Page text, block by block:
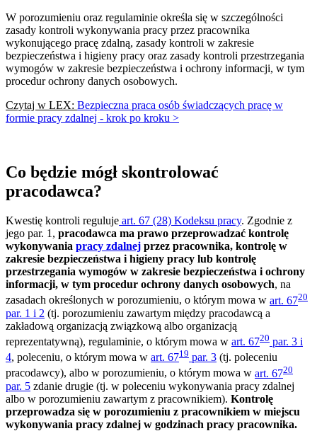
W porozumieniu oraz regulaminie określa się w szczególności
zasady kontroli wykonywania pracy przez pracownika
wykonującego pracę zdalną, zasady kontroli w zakresie
bezpieczeństwa i higieny pracy oraz zasady kontroli przestrzegania
wymogów w zakresie bezpieczeństwa i ochrony informacji, w tym
procedur ochrony danych osobowych.
Czytaj w LEX: Bezpieczna praca osób świadczących pracę w
formie pracy zdalnej - krok po kroku >
Co będzie mógł skontrolować
pracodawca?
Kwestię kontroli reguluje art. 67 (28) Kodeksu pracy. Zgodnie z
jego par. 1, pracodawca ma prawo przeprowadzać kontrolę
wykonywania pracy zdalnej przez pracownika, kontrolę w
zakresie bezpieczeństwa i higieny pracy lub kontrolę
przestrzegania wymogów w zakresie bezpieczeństwa i ochrony
informacji, w tym procedur ochrony danych osobowych, na
zasadach określonych w porozumieniu, o którym mowa w art. 6720
par. 1 i 2 (tj. porozumieniu zawartym między pracodawcą a
zakładową organizacją związkową albo organizacją
reprezentatywną), regulaminie, o którym mowa w art. 6720 par. 3 i
4, poleceniu, o którym mowa w art. 6719 par. 3 (tj. poleceniu
pracodawcy), albo w porozumieniu, o którym mowa w art. 6720
par. 5 zdanie drugie (tj. w poleceniu wykonywania pracy zdalnej
albo w porozumieniu zawartym z pracownikiem). Kontrolę
przeprowadza się w porozumieniu z pracownikiem w miejscu
wykonywania pracy zdalnej w godzinach pracy pracownika.